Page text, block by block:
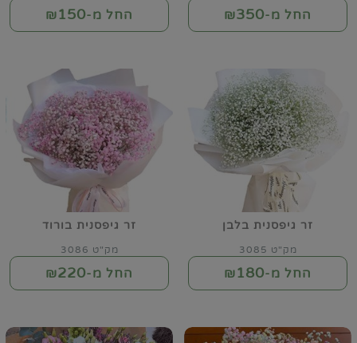
החל מ-₪350 החל מ-₪150
זר גיפסנית בלבן
מק"ט 3085
החל מ-₪180
זר גיפסנית בורוד
מק"ט 3086
החל מ-₪220